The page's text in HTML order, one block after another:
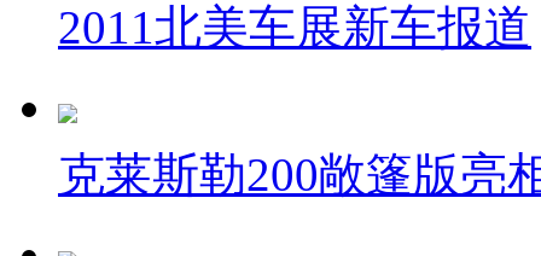
2011北美车展新车报道
克莱斯勒200敞篷版亮